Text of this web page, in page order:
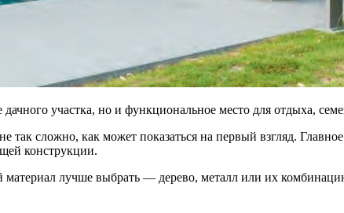
участка, но и функциональное место для отдыха,
так сложно, как может показаться на первый взгляд.
конструкции.
лучше выбрать — дерево, металл или их